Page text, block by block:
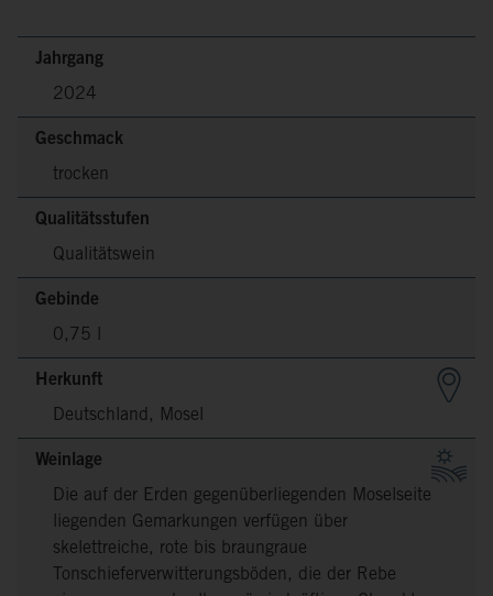
Jahrgang
2024
Geschmack
trocken
Qualitätsstufen
Qualitätswein
Gebinde
0,75 l
Herkunft
Deutschland, Mosel
Weinlage
Die auf der Erden gegenüberliegenden Moselseite
liegenden Gemarkungen verfügen über
skelettreiche, rote bis braungraue
Tonschieferverwitterungsböden, die der Rebe